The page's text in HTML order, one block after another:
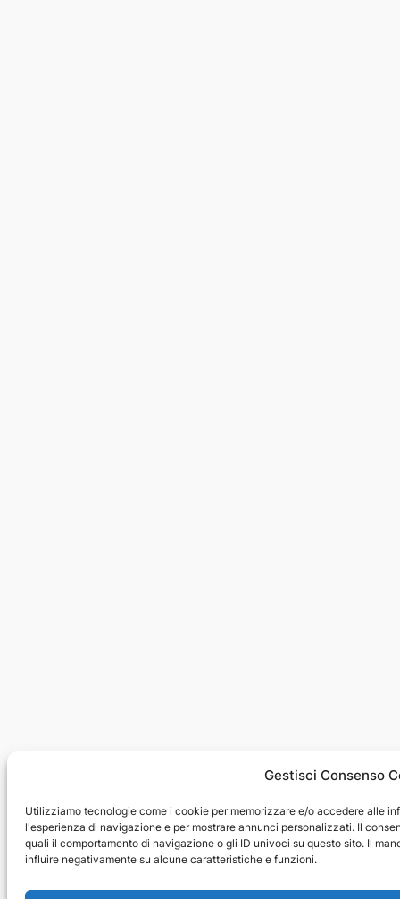
Gestisci Consenso
Utilizziamo tecnologie come i cookie per memorizzare e/o accedere alle
l'esperienza di navigazione e per mostrare annunci personalizzati. Il
quali il comportamento di navigazione o gli ID univoci su questo sito. Il
influire negativamente su alcune caratteristiche e funzioni.